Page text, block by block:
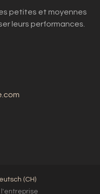
petites et moyennes
leurs performances.
(CH)